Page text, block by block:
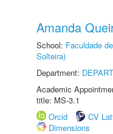
Amanda
School: Faculdade
Solteira)
Department:
Academic
title: MS-3.1
Orcid
CV
Dimensions